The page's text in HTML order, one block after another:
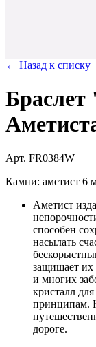
← Назад к списку
Арт. FR0384W
Камни: аметист 6
Аметист
способен
насылать
защищает их
и многих
кристалл
принципам.
дороге.